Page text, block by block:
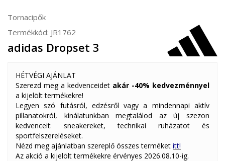
Tornacipők
Termékkód: JR1762
adidas Dropset 3
HÉTVÉGI AJÁNLAT
Szerezd meg a kedvenceidet akár -40% kedvezménnyel
a kijelölt termékekre!
Legyen szó futásról, edzésről vagy a mindennapi aktív
pillanatokról, kínálatunkban megtalálod az új szezon
kedvenceit: sneakereket, technikai ruházatot és
sportfelszereléseket.
Nézd meg ajánlatban szereplő összes terméket itt!
Az akció a kijelölt termékekre érvényes 2026.08.10-ig.